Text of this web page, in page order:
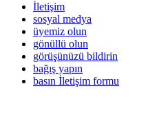
İletişim
sosyal medya
üyemiz olun
gönüllü olun
görüşünüzü bildirin
bağış yapın
basın İletişim formu